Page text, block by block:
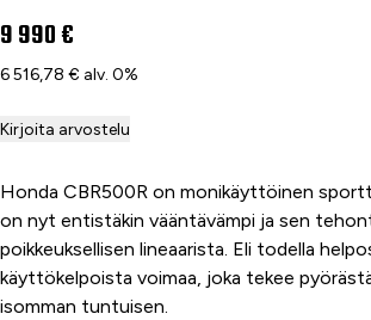
9 990 €
6 516,78 € alv. 0%
Kirjoita arvostelu
Honda CBR500R on monikäyttöinen
on nyt entistäkin vääntävämpi ja sen
poikkeuksellisen lineaarista. Eli todella
käyttökelpoista voimaa, joka tekee
isomman tuntuisen.